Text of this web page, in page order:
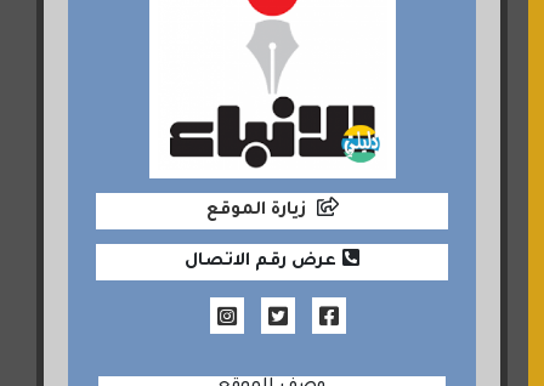
زيارة الموقع
عرض رقم الاتصال